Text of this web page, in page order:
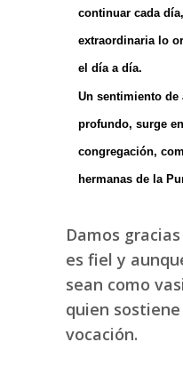
continuar cada
extraordinaria lo
el día a día.
Un sentimiento de
profundo, surge
congregación,
hermanas de la
Damos
es fiel y
sean como
quien
vocación.